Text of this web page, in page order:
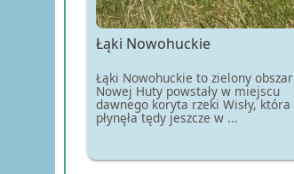
Łąki Nowohuckie
Łąki Nowohuckie to zielony obszar
Nowej Huty powstały w miejscu
dawnego koryta rzeki Wisły, która
płynęła tędy jeszcze w ...